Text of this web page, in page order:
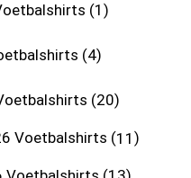
1
4
20
Voetbalshirts 11